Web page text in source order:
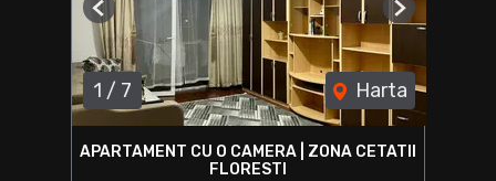
1 / 7 Harta
Previous Next
APARTAMENT CU O CAMERA | ZONA CETATII
FLORESTI